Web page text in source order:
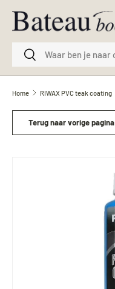
Ga naar inhoud
ZoekenZoeken
Home RIWAX PVC teak coating
Terug naar vorige pagina